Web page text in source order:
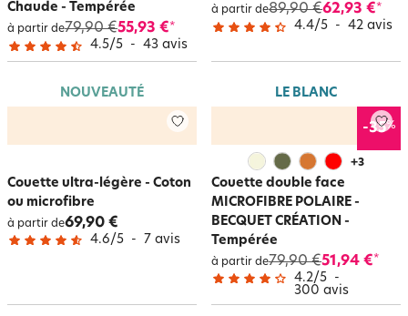
Chaude - Tempérée
à partir de79,90 €55,93 €*
4.5/5 - 43 avis
à partir de89,90 €62,93 €*
4.4/5 - 42 avis
NOUVEAUTÉ
Couette ultra-légère - Coton
ou microfibre
à partir de69,90 €
4.6/5 - 7 avis
LE BLANC
-35%
+3
Couette double face
MICROFIBRE POLAIRE -
BECQUET CRÉATION -
Tempérée
à partir de79,90 €51,94 €*
4.2/5 -
300 avis